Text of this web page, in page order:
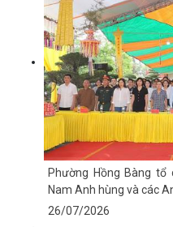
Phường Hồng Bàng
Nam Anh hùng và các
26/07/2026